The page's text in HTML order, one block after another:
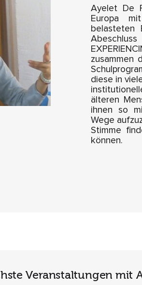
Ayelet De
Europa
belasteten
zusammen
diese in
älteren
ihnen so
Wege
Stimme
können.
Veranstaltungen mit